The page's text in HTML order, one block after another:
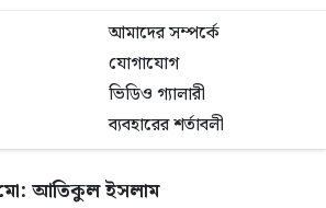
আমাদের সম্পর্কে
যোগাযোগ
ভিডিও গ্যালারী
ব্যবহারের শর্তাবলী
মো: আতিকুল ইসলাম